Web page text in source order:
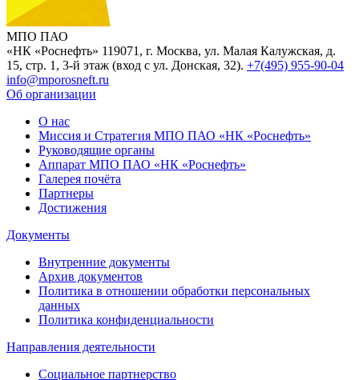
МПО ПАО
«НК «Роснефть» 119071, г. Москва, ул. Малая Калужская, д.
15, стр. 1, 3-й этаж (вход с ул. Донская, 32). +7(495) 955-90-04
info@mporosneft.ru
Об организации
О нас
Миссия и Стратегия МПО ПАО «НК «Роснефть»
Руководящие органы
Аппарат МПО ПАО «НК «Роснефть»
Галерея почёта
Партнеры
Достижения
Документы
Внутренние документы
Архив документов
Политика в отношении обработки персональных
данных
Политика конфиденциальности
Направления деятельности
Социальное партнерство